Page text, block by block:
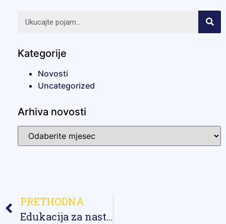
Kategorije
Novosti
Uncategorized
Arhiva novosti
PRETHODNA
Edukacija za nastavnike Bosanskog jezika i književnosti